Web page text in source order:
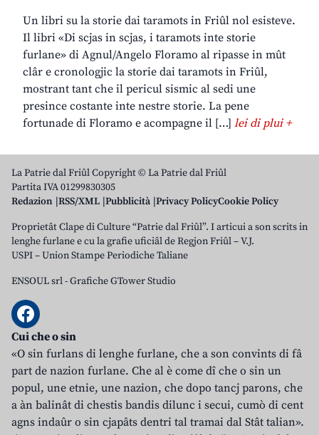
Un libri su la storie dai taramots in Friûl nol esisteve.
Il libri «Di scjas in scjas, i taramots inte storie
furlane» di Agnul/Angelo Floramo al ripasse in mût
clâr e cronologjic la storie dai taramots in Friûl,
mostrant tant che il pericul sismic al sedi une
presince costante inte nestre storie. La pene
fortunade di Floramo e acompagne il […] lei di plui +
La Patrie dal Friûl Copyright © La Patrie dal Friûl
Partita IVA 01299830305
Redazion RSS/XML Pubblicità Privacy PolicyCookie Policy
Proprietât Clape di Culture “Patrie dal Friûl”. I articui a son scrits in
lenghe furlane e cu la grafie uficiâl de Regjon Friûl – V.J.
USPI – Union Stampe Periodiche Taliane
ENSOUL srl-Grafiche GTower Studio
Cui che o sin
«O sin furlans di lenghe furlane, che a son convints di fâ
part de nazion furlane. Che al è come dî che o sin un
popul, une etnie, une nazion, che dopo tancj parons, che
a àn balinât di chestis bandis dilunc i secui, cumò di cent
agns indaûr o sin cjapâts dentri tal tramai dal Stât talian».